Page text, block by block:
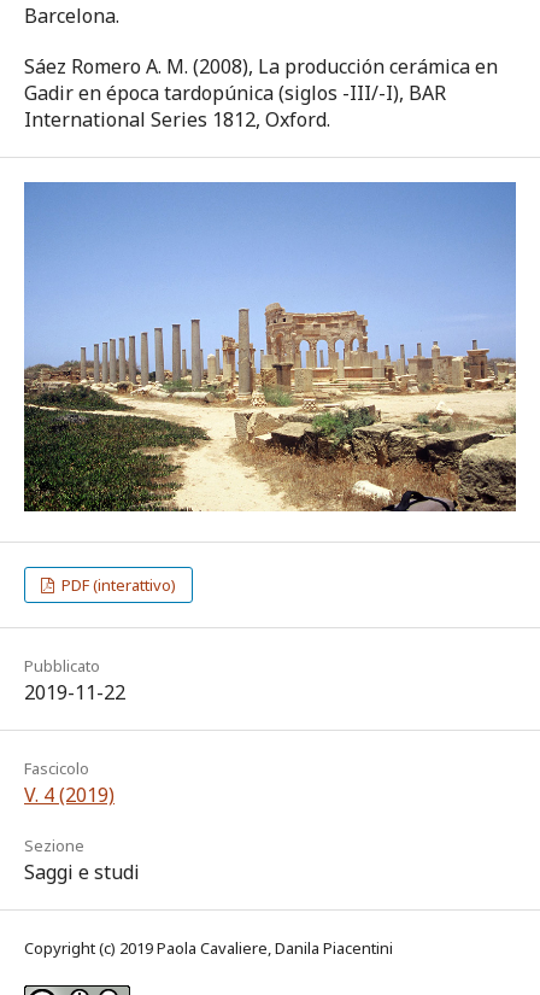
Barcelona.
Sáez Romero A. M. (2008), La producción cerámica en
Gadir en época tardopúnica (siglos -III/-I), BAR
International Series 1812, Oxford.
PDF (interattivo)
Pubblicato
2019-11-22
Fascicolo
V. 4 (2019)
Sezione
Saggi e studi
Copyright (c) 2019 Paola Cavaliere, Danila Piacentini